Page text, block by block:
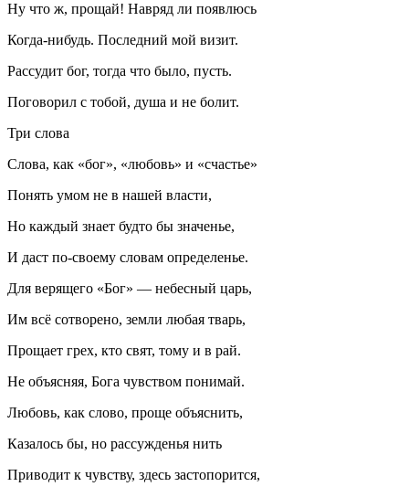
Ну что ж, прощай! Навряд ли появлюсь
Когда-нибудь. Последний мой визит.
Рассудит бог, тогда что было, пусть.
Поговорил с тобой, душа и не болит.
Три слова
Слова, как «бог», «любовь» и «счастье»
Понять умом не в нашей власти,
Но каждый знает будто бы значенье,
И даст по-своему словам определенье.
Для верящего «Бог» — небесный царь,
Им всё сотворено, земли любая тварь,
Прощает грех, кто свят, тому и в рай.
Не объясняя, Бога чувством понимай.
Любовь, как слово, проще объяснить,
Казалось бы, но рассужденья нить
Приводит к чувству, здесь застопорится,